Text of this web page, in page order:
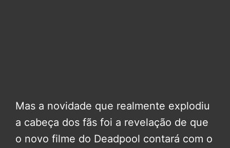
Mas a novidade que realmente explodiu
a cabeça dos fãs foi a revelação de que
o novo filme do Deadpool contará com o